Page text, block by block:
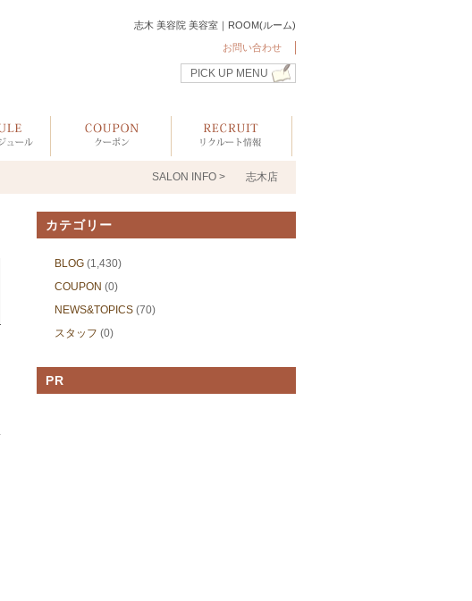
志木 美容院 美容室｜ROOM(ルーム)
お問い合わせ
PICK UP MENU
SALON INFO > 志木店
カテゴリー
BLOG (1,430)
COUPON (0)
NEWS&TOPICS (70)
スタッフ (0)
PR